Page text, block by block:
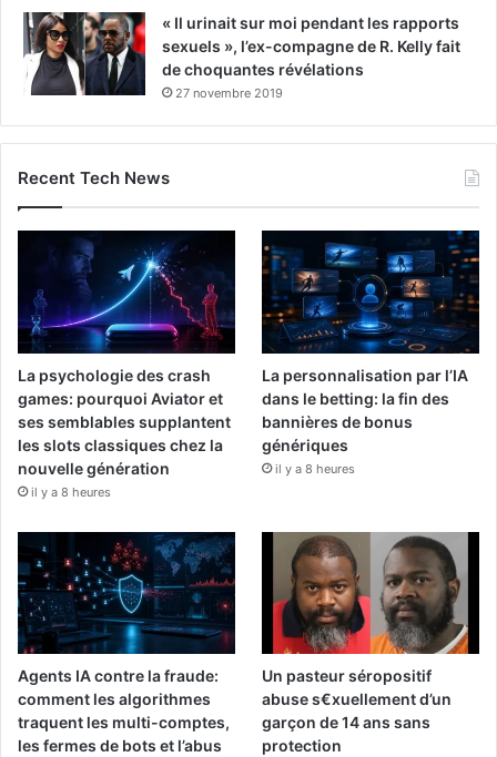
« Il urinait sur moi pendant les rapports
sexuels », l’ex-compagne de R. Kelly fait
de choquantes révélations
27 novembre 2019
Recent Tech News
La psychologie des crash
games: pourquoi Aviator et
ses semblables supplantent
les slots classiques chez la
nouvelle génération
il y a 8 heures
La personnalisation par l’IA
dans le betting: la fin des
bannières de bonus
génériques
il y a 8 heures
Agents IA contre la fraude:
comment les algorithmes
traquent les multi-comptes,
les fermes de bots et l’abus
Un pasteur séropositif
abuse s€xuellement d’un
garçon de 14 ans sans
protection